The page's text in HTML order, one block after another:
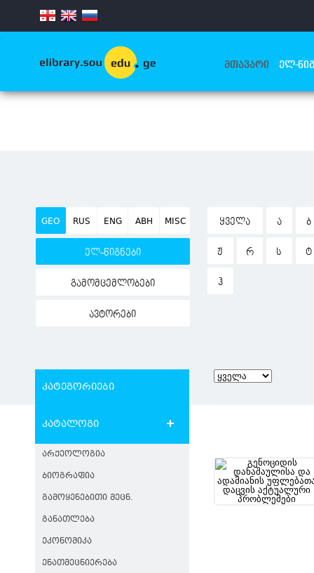
.
ᲛᲗᲐᲕᲐᲠᲘ ᲔᲚ-
GEO RUS ENG ABH MISC
ელ-წიგნები
გამომცემლობები
ავტორები
ᲧᲕᲔᲚᲐ Ა Ბ
Ჟ Რ Ს Ტ
Ჰ
კატეგორიები
კატალოგი
ᲐᲠᲥᲔᲝᲚᲝᲒᲘᲐ
ᲑᲘᲝᲒᲠᲐᲤᲘᲐ
ᲒᲐᲛᲝᲧᲔᲜᲔᲑᲘᲗᲘ ᲛᲔᲪᲜ.
ᲒᲐᲜᲐᲗᲚᲔᲑᲐ
ᲔᲙᲝᲜᲝᲛᲘᲙᲐ
ᲔᲜᲐᲗᲛᲔᲪᲜᲘᲔᲠᲔᲑᲐ